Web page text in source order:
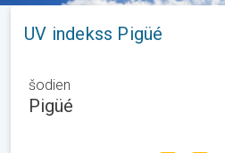
UV indekss Pigüé
šodien
Pigüé